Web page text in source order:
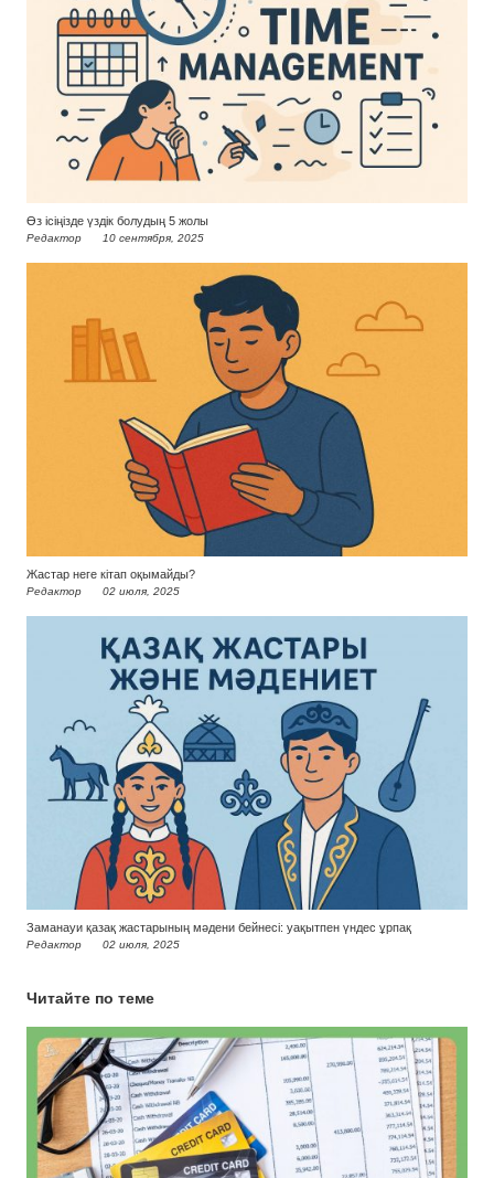
Өз ісіңізде үздік болудың 5 жолы
Редактор 10 сентября, 2025
Жастар неге кітап оқымайды?
Редактор 02 июля, 2025
Заманауи қазақ жастарының мәдени бейнесі: уақытпен үндес ұрпақ
Редактор 02 июля, 2025
Читайте по теме